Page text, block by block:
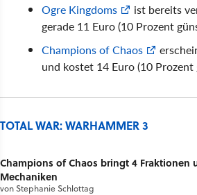
Ogre Kingdoms
ist bereits
gerade 11 Euro (10 Prozent
Champions of Chaos
und kostet 14 Euro (10 Prozent
TOTAL WAR: WARHAMMER 3
Champions of Chaos bringt 4 Fraktionen
Mechaniken
vonStephanie Schlottag